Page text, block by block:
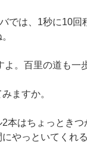
では、1秒に10回
。百里の道も一
ますか。
本はちょっとき
やっといてくれ